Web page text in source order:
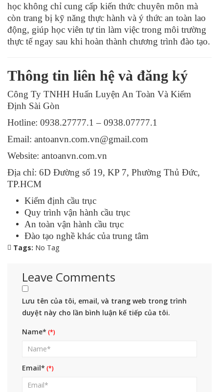
học không chỉ cung cấp kiến thức chuyên môn mà
còn trang bị kỹ năng thực hành và ý thức an toàn lao
động, giúp học viên tự tin làm việc trong môi trường
thực tế ngay sau khi hoàn thành chương trình đào tạo.
Thông tin liên hệ và đăng ký
Công Ty TNHH Huấn Luyện An Toàn Và Kiểm
Định Sài Gòn
Hotline: 0938.27777.1 – 0938.07777.1
Email: antoanvn.com.vn@gmail.com
Website: antoanvn.com.vn
Địa chỉ: 6D Đường số 19, KP 7, Phường Thủ Đức,
TP.HCM
Kiểm định cầu trục
Quy trình vận hành cầu trục
An toàn vận hành cầu trục
Đào tạo nghề khác của trung tâm
Tags: No Tag
Leave Comments
Lưu tên của tôi, email, và trang web trong trình
duyệt này cho lần bình luận kế tiếp của tôi.
Name*
Email*